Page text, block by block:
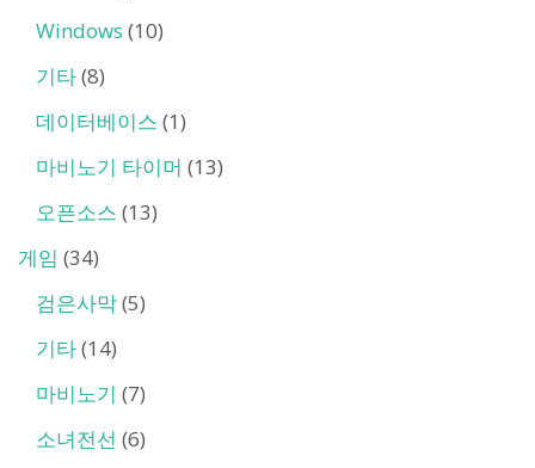
Windows (10)
기타(8)
데이터베이스 (1)
마비노기 타이머 (13)
오픈소스 (13)
게임 (34)
검은사막(5)
기타(14)
마비노기 (7)
소녀전선 (6)